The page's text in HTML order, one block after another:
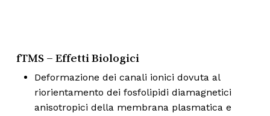
fTMS – Effetti Biologici
Deformazione dei canali ionici dovuta al
riorientamento dei fosfolipidi diamagnetici
anisotropici della membrana plasmatica e